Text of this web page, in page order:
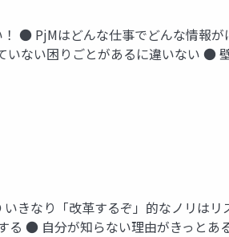
● PjMはどんな仕事でどんな情報
ない困りごとがあるに違いない ●
きなり「改革するぞ」的なノリは
● 自分が知らない理由がきっとあ